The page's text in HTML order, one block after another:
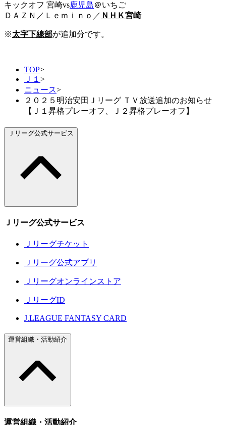
キックオフ 宮崎vs鹿児島＠いちご
ＤＡＺＮ／Ｌｅｍｉｎｏ／ ＮＨＫ宮崎
※太字下線部が追加分です。
TOP>
Ｊ１ >
ニュース>
２０２５明治安田Ｊリーグ ＴＶ放送追加のお知らせ
【Ｊ１昇格プレーオフ、Ｊ２昇格プレーオフ】
Ｊリーグ公式サービス
Ｊリーグ公式サービス
Ｊリーグチケット
Ｊリーグ公式アプリ
Ｊリーグオンラインストア
ＪリーグID
J.LEAGUE FANTASY CARD
運営組織・活動紹介
運営組織・活動紹介